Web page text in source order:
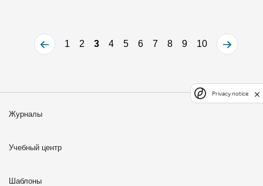
1 2 3 4 5 6 7 8 9 10
Журналы
Учебный центр
Шаблоны
Privacy notice